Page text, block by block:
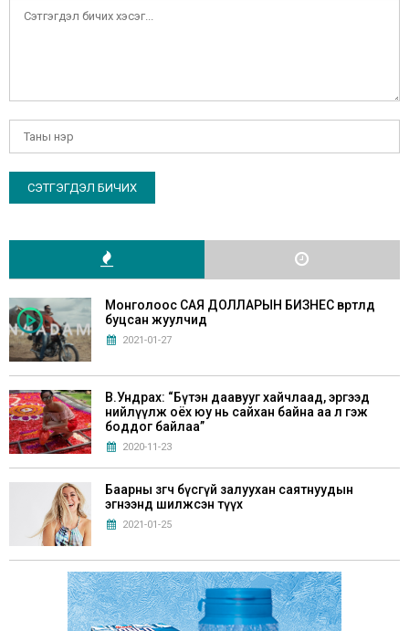
Монголоос САЯ ДОЛЛАРЫН БИЗНЕС өвөртлөөд
буцсан жуулчид
2021-01-27
В.Ундрах: “Бүтэн даавууг хайчлаад, эргээд
нийлүүлж оёх юу нь сайхан байна аа л гэж
боддог байлаа”
2020-11-23
Баарны зөөгч бүсгүй залуухан саятнуудын
эгнээнд шилжсэн түүх
2021-01-25
Г.Билгүүдэй: “Хүүхдүүддээ Монгол аман
зохиол, үлгэрүүдийг маш сайн уншуулах
хэрэгтэй”